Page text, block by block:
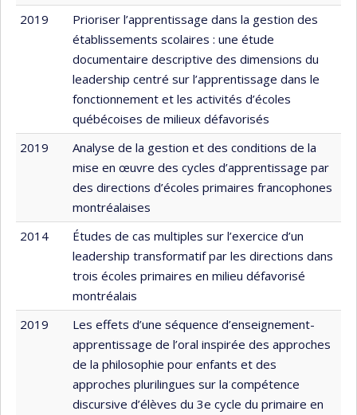
2019
Prioriser l’apprentissage dans la gestion des
établissements scolaires : une étude
documentaire descriptive des dimensions du
leadership centré sur l’apprentissage dans le
fonctionnement et les activités d’écoles
québécoises de milieux défavorisés
2019
Analyse de la gestion et des conditions de la
mise en œuvre des cycles d’apprentissage par
des directions d’écoles primaires francophones
montréalaises
2014
Études de cas multiples sur l’exercice d’un
leadership transformatif par les directions dans
trois écoles primaires en milieu défavorisé
montréalais
2019
Les effets d’une séquence d’enseignement-
apprentissage de l’oral inspirée des approches
de la philosophie pour enfants et des
approches plurilingues sur la compétence
discursive d’élèves du 3e cycle du primaire en